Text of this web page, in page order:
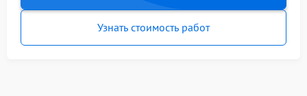
Узнать стоимость работ